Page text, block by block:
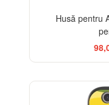
Husă pentru